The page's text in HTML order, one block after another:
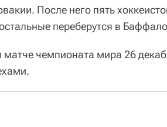
После него пять
переберутся в
матче чемпионата мира 26